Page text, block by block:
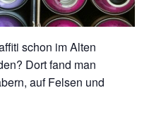
schon im Alten
Dort fand man
auf Felsen und